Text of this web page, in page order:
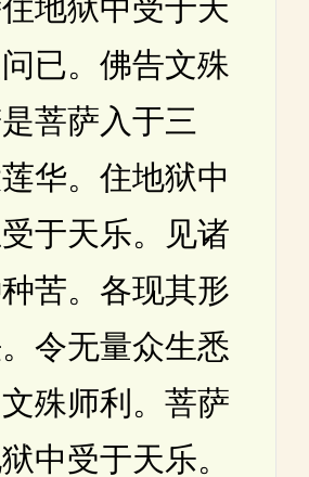
地狱中受于天
已。佛告文殊
菩萨入于三
华。住地狱中
于天乐。见诸
苦。各现其形
令无量众生悉
殊师利。菩萨
中受于天乐。